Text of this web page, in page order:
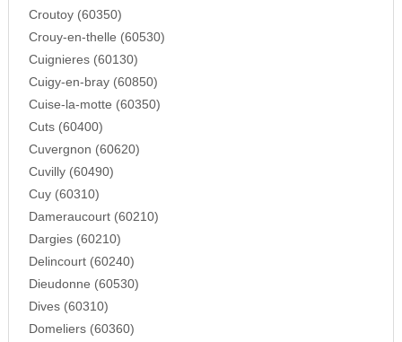
Croutoy (60350)
Crouy-en-thelle (60530)
Cuignieres (60130)
Cuigy-en-bray (60850)
Cuise-la-motte (60350)
Cuts (60400)
Cuvergnon (60620)
Cuvilly (60490)
Cuy (60310)
Dameraucourt (60210)
Dargies (60210)
Delincourt (60240)
Dieudonne (60530)
Dives (60310)
Domeliers (60360)